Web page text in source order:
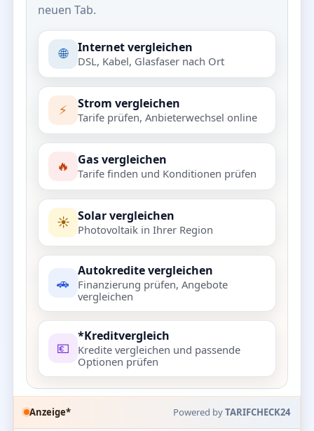
neuen Tab.
🌐 Internet vergleichen
DSL, Kabel, Glasfaser nach Ort
⚡ Strom vergleichen
Tarife prüfen, Anbieterwechsel online
🔥 Gas vergleichen
Tarife finden und Konditionen prüfen
☀️ Solar vergleichen
Photovoltaik in Ihrer Region
🚗
Autokredite vergleichen
Finanzierung prüfen, Angebote
vergleichen
💶
*Kreditvergleich
Kredite vergleichen und passende
Optionen prüfen
Anzeige* Powered byTARIFCHECK24